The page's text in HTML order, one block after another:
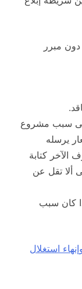
مبرر
سبب مشروع
يرسله
الآخر كتابة
ألا تقل عن
كان سبب
استغلال